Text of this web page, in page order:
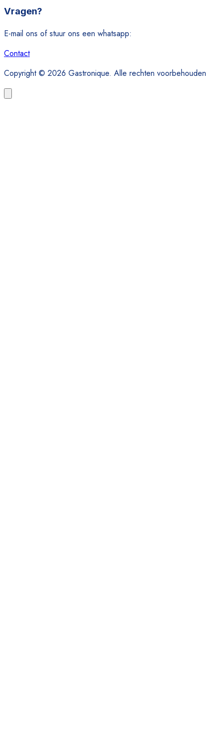
Vragen?
E-mail ons of stuur ons een whatsapp:
Contact
Copyright © 2026 Gastronique. Alle rechten voorbehouden